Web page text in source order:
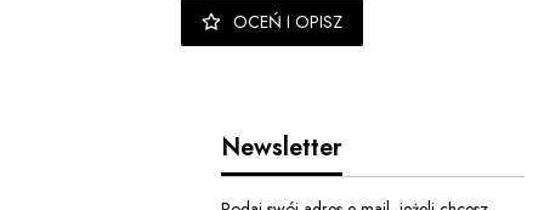
OCEŃ I OPISZ
Newsletter